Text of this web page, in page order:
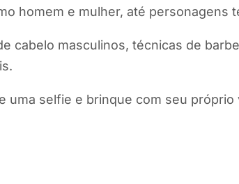
homem e mulher, até personagens
cabelo masculinos, técnicas de
uma selfie e brinque com seu